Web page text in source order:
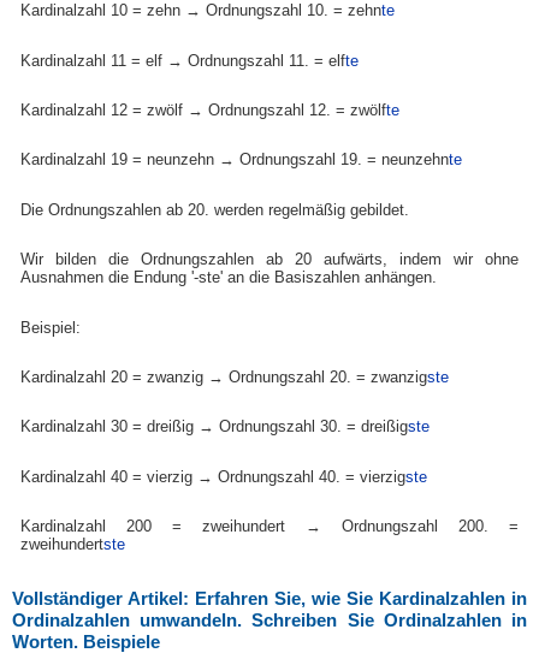
Kardinalzahl 10 = zehn → Ordnungszahl 10. = zehnte
Kardinalzahl 11 = elf → Ordnungszahl 11. = elfte
Kardinalzahl 12 = zwölf → Ordnungszahl 12. = zwölfte
Kardinalzahl 19 = neunzehn → Ordnungszahl 19. = neunzehnte
Die Ordnungszahlen ab 20. werden regelmäßig gebildet.
Wir bilden die Ordnungszahlen ab 20 aufwärts, indem wir ohne
Ausnahmen die Endung '-ste' an die Basiszahlen anhängen.
Beispiel:
Kardinalzahl 20 = zwanzig → Ordnungszahl 20. = zwanzigste
Kardinalzahl 30 = dreißig → Ordnungszahl 30. = dreißigste
Kardinalzahl 40 = vierzig → Ordnungszahl 40. = vierzigste
Kardinalzahl 200 = zweihundert → Ordnungszahl 200. =
zweihundertste
Vollständiger Artikel: Erfahren Sie, wie Sie Kardinalzahlen in
Ordinalzahlen umwandeln. Schreiben Sie Ordinalzahlen in
Worten. Beispiele